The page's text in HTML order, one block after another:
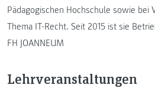
Pädagogischen Hochschule sowie bei
Thema IT-Recht. Seit 2015 ist sie
FH JOANNEUM
Lehrveranstaltungen